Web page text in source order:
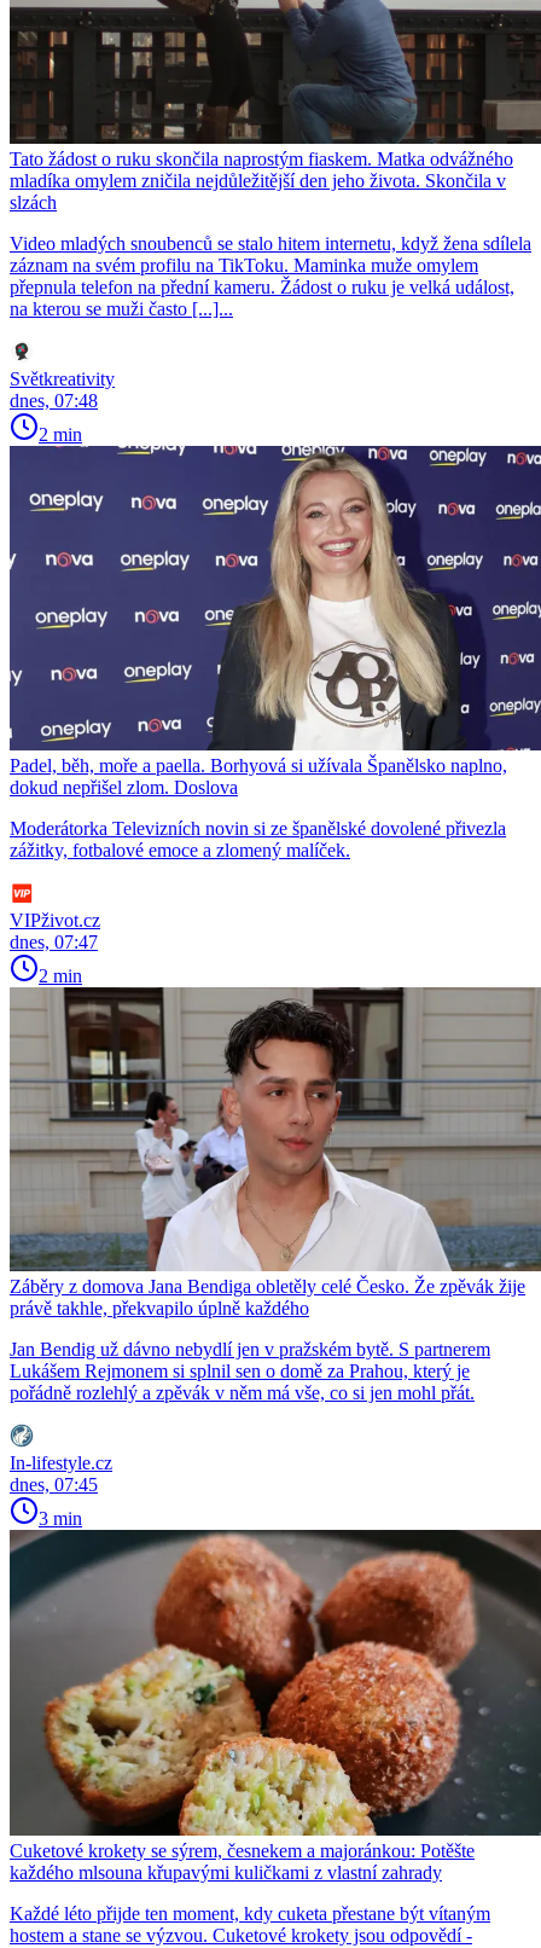
Tato žádost o ruku skončila naprostým fiaskem. Matka odvážného
mladíka omylem zničila nejdůležitější den jeho života. Skončila v
slzách
Video mladých snoubenců se stalo hitem internetu, když žena sdílela
záznam na svém profilu na TikToku. Maminka muže omylem
přepnula telefon na přední kameru. Žádost o ruku je velká událost,
na kterou se muži často [...]...
Světkreativity
dnes, 07:48
2 min
Padel, běh, moře a paella. Borhyová si užívala Španělsko naplno,
dokud nepřišel zlom. Doslova
Moderátorka Televizních novin si ze španělské dovolené přivezla
zážitky, fotbalové emoce a zlomený malíček.
VIPživot.cz
dnes, 07:47
2 min
Záběry z domova Jana Bendiga obletěly celé Česko. Že zpěvák žije
právě takhle, překvapilo úplně každého
Jan Bendig už dávno nebydlí jen v pražském bytě. S partnerem
Lukášem Rejmonem si splnil sen o domě za Prahou, který je
pořádně rozlehlý a zpěvák v něm má vše, co si jen mohl přát.
In-lifestyle.cz
dnes, 07:45
3 min
Cuketové krokety se sýrem, česnekem a majoránkou: Potěšte
každého mlsouna křupavými kuličkami z vlastní zahrady
Každé léto přijde ten moment, kdy cuketa přestane být vítaným
hostem a stane se výzvou. Cuketové krokety jsou odpovědí -